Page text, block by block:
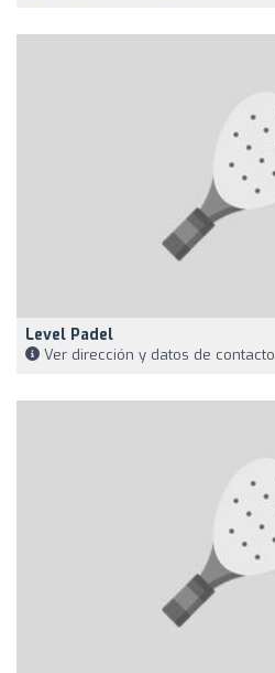
Level Padel
Ver dirección y datos de contacto